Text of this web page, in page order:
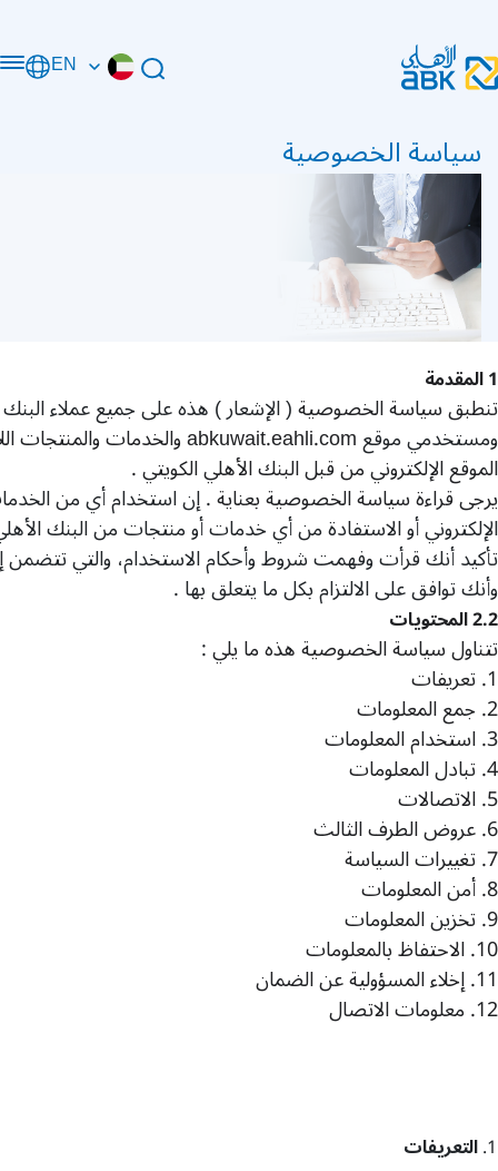
EN
سياسة الخصوصية
1المقدمة
تنطبق سياسة الخصوصية(الإشعار)هذه على جميع عملاء البنك
ومستخدمي موقعabkuwait.eahli.comوالخدمات والمنتجات
الموقع الإلكتروني من قبل البنك الأهلي الكويتي.
يرجى قراءة سياسة الخصوصية بعناية.إن استخدام أي من
الإلكتروني أو الاستفادة من أي خدمات أو منتجات من البنك
تأكيد أنك قرأت وفهمت شروط وأحكام الاستخدام، والتي
وأنك توافق على الالتزام بكل ما يتعلق بها.
2.2المحتويات
تتناول سياسة الخصوصية هذه ما يلي:
1. تعريفات
2. جمع المعلومات
3. استخدام المعلومات
4. تبادل المعلومات
5. الاتصالات
6. عروض الطرف الثالث
7. تغييرات السياسة
8. أمن المعلومات
9. تخزين المعلومات
10. الاحتفاظ بالمعلومات
11. إخلاء المسؤولية عن الضمان
12. معلومات الاتصال
التعريفات